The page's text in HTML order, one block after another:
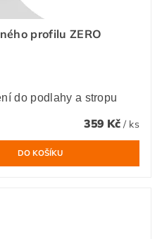
profilu ZERO
do podlahy a stropu
359 Kč / ks